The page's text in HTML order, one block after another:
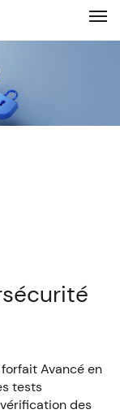
Avancé en
tests
des